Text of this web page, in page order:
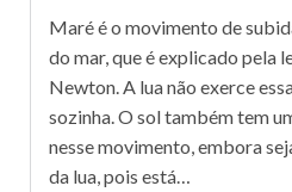
Maré é o movimento de
do mar, que é explicado pela
Newton. A lua não exerce
sozinha. O sol também tem
nesse movimento, embora
da lua, pois está…